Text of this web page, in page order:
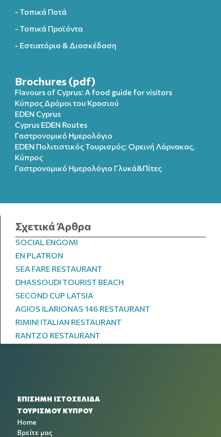
- Τοπικά Ποτά
- Τοπικά Προϊόντα
- Εστιατόρια & Διασκέδαση
Brochures (pdf)
Flavours of Cyprus: A food guide for visitors
Κύπρος Δρόμοι του Κρασιού
EDEN Cyprus
Cyprus EDEN Routes
Γαστρονομικό Ημερολόγιο
EDEN Πολιτιστικός Τουρισμός: Ορεινή Λάρνακας,
Κύπρος
Γαστρονομικό Ημερολόγιo Γλυκά&Πίτες
Σχετικά Άρθρα
SOCIAL ENGOMI
EN PLATRON
SEA FARE RESTAURANT
DHASSOUDI TOURIST BEACH
SECOND CUP LATSIA
AGIOS ILARIONAS 146 RESTAURANT
RIMINI ITALIAN RESTAURANT
RANTZO RESTAURANT
ΕΠΙΣΗΜΗ ΙΣΤΟΣΕΛΙΔΑ
ΤΟΥΡΙΣΜΟΥ ΚΥΠΡΟΥ
Home
Βρείτε μας